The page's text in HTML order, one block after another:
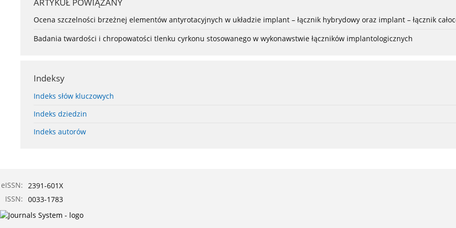
ARTYKUŁ POWIĄZANY
Ocena szczelności brzeżnej elementów antyrotacyjnych w układzie implant – łącznik hybrydowy oraz implant – łącznik
Badania twardości i chropowatości tlenku cyrkonu stosowanego w wykonawstwie łączników implantologicznych
Indeksy
Indeks słów kluczowych
Indeks dziedzin
Indeks autorów
eISSN: 2391-601X
ISSN: 0033-1783